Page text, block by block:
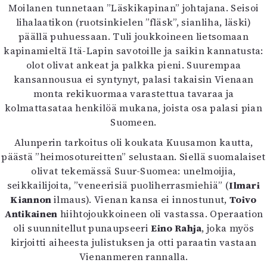
Moilanen tunnetaan ”Läskikapinan” johtajana. Seisoi
lihalaatikon (ruotsinkielen ”fläsk”, sianliha, läski)
päällä puhuessaan. Tuli joukkoineen lietsomaan
kapinamieltä Itä-Lapin savotoille ja saikin kannatusta:
olot olivat ankeat ja palkka pieni. Suurempaa
kansannousua ei syntynyt, palasi takaisin Vienaan
monta rekikuormaa varastettua tavaraa ja
kolmattasataa henkilöä mukana, joista osa palasi pian
Suomeen.
Alunperin tarkoitus oli koukata Kuusamon kautta,
päästä ”heimosotureitten” selustaan. Siellä suomalaiset
olivat tekemässä Suur-Suomea: unelmoijia,
seikkailijoita, ”veneerisiä puoliherrasmiehiä” (Ilmari
Kiannonilmaus). Vienan kansa ei innostunut, Toivo
Antikainen hiihtojoukkoineen oli vastassa. Operaation
oli suunnitellut punaupseeriEino Rahja, joka myös
kirjoitti aiheesta julistuksen ja otti paraatin vastaan
Vienanmeren rannalla.